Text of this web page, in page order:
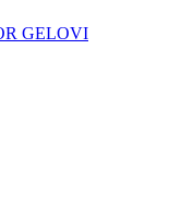
GELOVI